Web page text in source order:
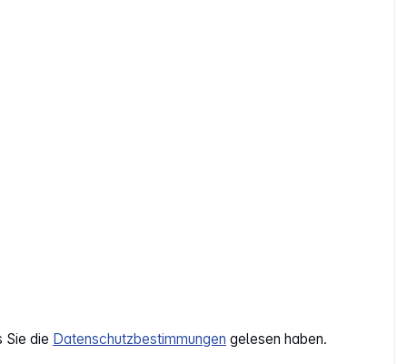
Sie die Datenschutzbestimmungen gelesen haben.